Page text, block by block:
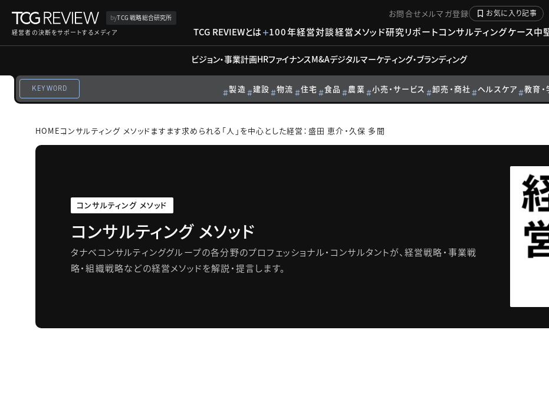
byTCG 戦略総合研究所
経営者の決断をサポートするメディア
お問合せメルマガ登録 お気に入り記事
TCG REVIEWとは 100年経営対談経営メソッド研究リポートコンサルティングケース中
ビジョン・事業計画HRファイナンスM&Aデジタルマーケティング・ブランディング
KEYWORD 製造 建設 物流 住宅 食品 農業 小売・サービス 卸売・商社 ヘルスケア 教育・
HOMEコンサルティング メソッド ますます求められる「人」を中心とした経営：盛田 恵介・久保 多聞
コンサルティング メソッド
コンサルティング メソッド
タナベコンサルティンググループの各分野のプロフェッショナル・コンサルタントが、経営戦略・事業戦
略・組織戦略などの経営メソッドを解説・提言します。